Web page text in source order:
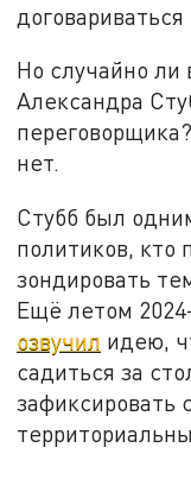
Но случайно ли
Александра
нет.
Стубб был
политиков, кто
зондировать
Ещё летом
озвучил идею,
садиться за
зафиксировать